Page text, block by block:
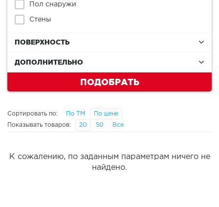
Пол снаружи
Стены
ПОВЕРХНОСТЬ
ДОПОЛНИТЕЛЬНО
ПОДОБРАТЬ
Сортировать по: По ТМ По цене
Показывать товаров: 20 50 Все
К сожалению, по заданным параметрам ничего не
найдено.